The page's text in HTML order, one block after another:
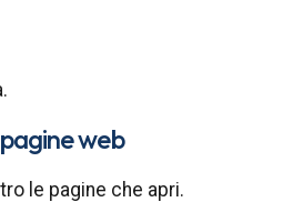
web
le pagine che apri.